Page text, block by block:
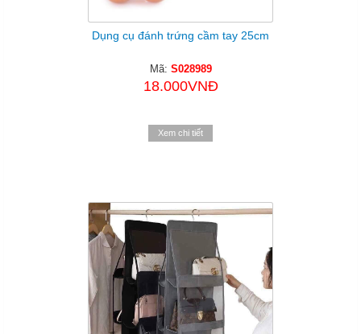
Dụng cụ đánh trứng cầm tay 25cm
Mã: S028989
18.000VNĐ
Xem chi tiết